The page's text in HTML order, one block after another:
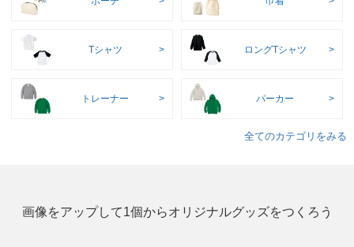
Tシャツ ロングTシャツ
トレーナー パーカー
全てのカテゴリをみる
画像をアップして1個からオリジナルグッズをつくろう